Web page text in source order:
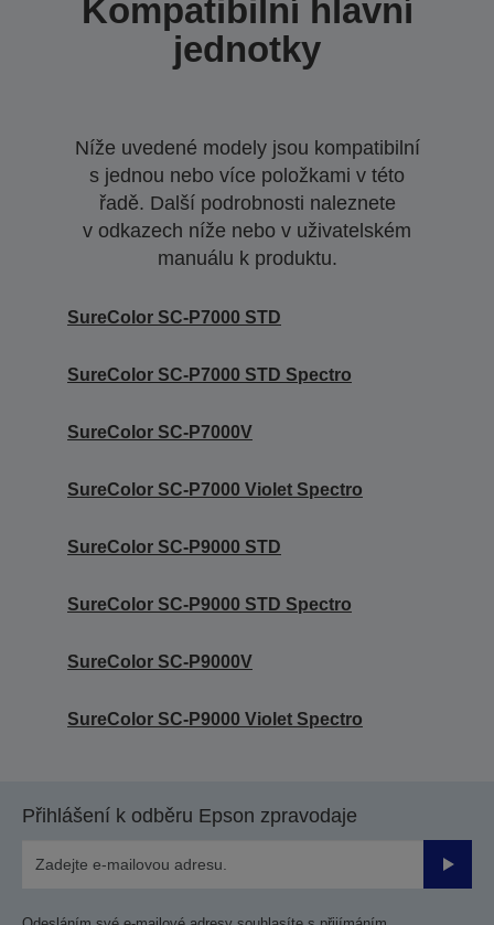
Kompatibilní hlavní
jednotky
Níže uvedené modely jsou kompatibilní
s jednou nebo více položkami v této
řadě. Další podrobnosti naleznete
v odkazech níže nebo v uživatelském
manuálu k produktu.
SureColor SC-P7000 STD
SureColor SC-P7000 STD Spectro
SureColor SC-P7000V
SureColor SC-P7000 Violet Spectro
SureColor SC-P9000 STD
SureColor SC-P9000 STD Spectro
SureColor SC-P9000V
SureColor SC-P9000 Violet Spectro
Přihlášení k odběru Epson zpravodaje